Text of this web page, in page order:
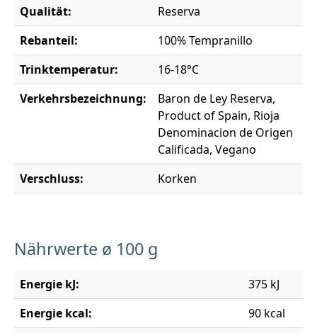
Qualität:
Reserva
Rebanteil:
100% Tempranillo
Trinktemperatur:
16-18°C
Verkehrsbezeichnung:
Baron de Ley Reserva,
Product of Spain, Rioja
Denominacion de Origen
Calificada, Vegano
Verschluss:
Korken
Nährwerte ø 100 g
Energie kJ:
375 kJ
Energie kcal:
90 kcal